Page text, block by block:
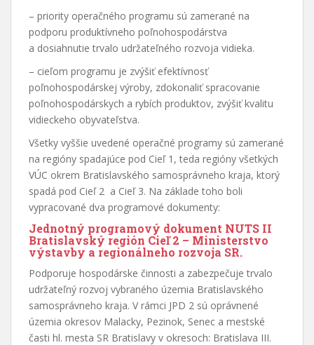
– priority operačného programu sú zamerané na
podporu produktívneho poľnohospodárstva
a dosiahnutie trvalo udržateľného rozvoja vidieka.
– cieľom programu je zvýšiť efektívnosť
poľnohospodárskej výroby, zdokonaliť spracovanie
poľnohospodárskych a rybích produktov, zvýšiť kvalitu
vidieckeho obyvateľstva.
Všetky vyššie uvedené operačné programy sú zamerané
na regióny spadajúce pod Cieľ 1, teda regióny všetkých
VÚC okrem Bratislavského samosprávneho kraja, ktorý
spadá pod Cieľ 2 a Cieľ 3. Na základe toho boli
vypracované dva programové dokumenty:
Jednotný programový dokument NUTS II
Bratislavský región Cieľ 2 – Ministerstvo
výstavby a regionálneho rozvoja SR.
Podporuje hospodárske činnosti a zabezpečuje trvalo
udržateľný rozvoj vybraného územia Bratislavského
samosprávneho kraja. V rámci JPD 2 sú oprávnené
územia okresov Malacky, Pezinok, Senec a mestské
časti hl. mesta SR Bratislavy v okresoch: Bratislava III.